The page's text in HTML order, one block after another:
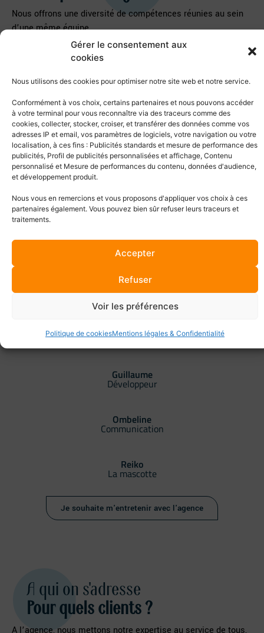
Gérer le consentement aux
cookies
Nous utilisons des cookies pour optimiser notre site web et notre service.
Conformément à vos choix, certains partenaires et nous pouvons accéder
à votre terminal pour vous reconnaître via des traceurs comme des
cookies, collecter, stocker, croiser, et transférer des données comme vos
adresses IP et email, vos paramètres de logiciels, votre navigation ou votre
localisation, à ces fins : Publicités standards et mesure de performance des
publicités, Profil de publicités personnalisées et affichage, Contenu
personnalisé et Mesure de performances du contenu, données d'audience,
et développement produit.
Nous vous en remercions et vous proposons d'appliquer vos choix à ces
partenaires également. Vous pouvez bien sûr refuser leurs traceurs et
traitements.
Accepter
Refuser
Voir les préférences
Politique de cookiesMentions légales & Confidentialité
Nous offrons une diversité de compétences réunies au sein
d’une même équipe.
Nos processus sont bien établis et nos méthodologies
éprouvées pour la gestion de différents projets simultanés,
assurant le respect des délais et du budget.
Nous offrons par ailleurs un support technique continu et une
maintenance fiable.
Enfin, grâce à notre structure et notre expérience, nous
pouvons répondre, de manière contractuelle et financière, aux
projets de grande envergure et aux entreprises souhaitant
une solution pérenne.
David
Développeur
Benjamin
Graphiste
Guillaume
Développeur
Ombeline
Communication
Reiko
La mascotte
Je souhaite m'entretenir avec l'agence
A qui on s'adresse
Pour quels clients ?
A l’agence, nous mettons notre expertise au service de tous,